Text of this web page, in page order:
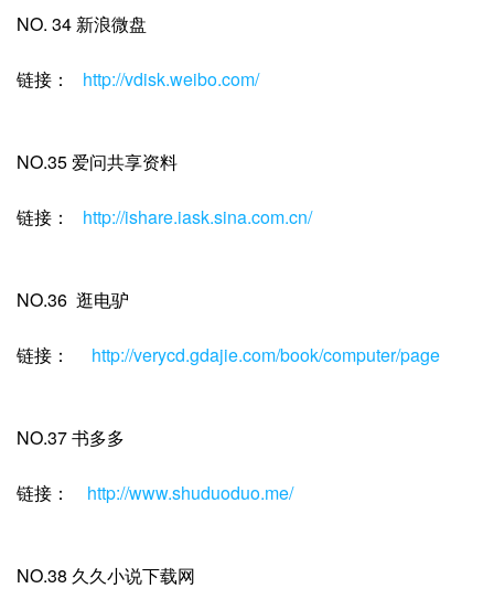
NO. 34 新浪微盘
链接： http://vdisk.weibo.com/
NO.35 爱问共享资料
链接： http://ishare.iask.sina.com.cn/
NO.36 逛电驴
链接： http://verycd.gdajie.com/book/computer/page
NO.37 书多多
链接： http://www.shuduoduo.me/
NO.38 久久小说下载网